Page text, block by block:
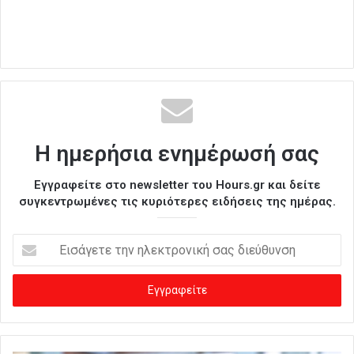
Η ημερήσια ενημέρωσή σας
Εγγραφείτε στο newsletter του Hours.gr και δείτε
συγκεντρωμένες τις κυριότερες ειδήσεις της ημέρας.
σ
γ
ε